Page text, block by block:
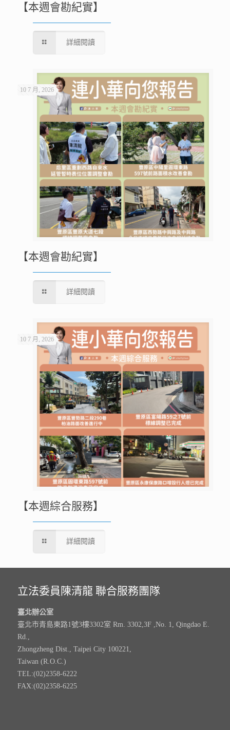
【本週會勘紀實】
詳細閱讀
10 7 月, 2026
【本週會勘紀實】
詳細閱讀
10 7 月, 2026
【本週綜合服務】
詳細閱讀
立法委員陳清龍 聯合服務團隊
臺北辦公室
臺北市青島東路1號3樓3302室 Rm. 3302,3F ,No. 1, Qingdao E.
Rd.,
Zhongzheng Dist., Taipei City 100221,
Taiwan (R.O.C.)
TEL:(02)2358-6222
FAX:(02)2358-6225